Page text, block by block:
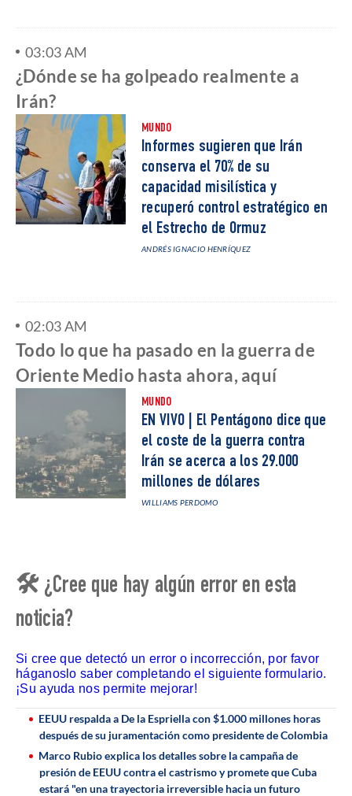
03:03 AM
¿Dónde se ha golpeado realmente a
Irán?
MUNDO
Informes sugieren que Irán
conserva el 70% de su
capacidad misilística y
recuperó control estratégico en
el Estrecho de Ormuz
ANDRÉS IGNACIO HENRÍQUEZ
02:03 AM
Todo lo que ha pasado en la guerra de
Oriente Medio hasta ahora, aquí
MUNDO
EN VIVO | El Pentágono dice que
el coste de la guerra contra
Irán se acerca a los 29.000
millones de dólares
WILLIAMS PERDOMO
🛠 ¿Cree que hay algún error en esta
noticia?
Si cree que detectó un error o incorrección, por favor
háganoslo saber completando el siguiente formulario.
¡Su ayuda nos permite mejorar!
EEUU respalda a De la Espriella con $1.000 millones horas
después de su juramentación como presidente de Colombia
Marco Rubio explica los detalles sobre la campaña de
presión de EEUU contra el castrismo y promete que Cuba
estará "en una trayectoria irreversible hacia un futuro